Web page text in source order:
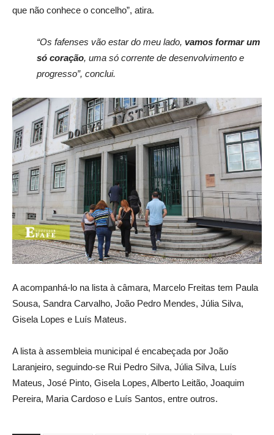
que não conhece o concelho”, atira.
“Os fafenses vão estar do meu lado, vamos formar um
só coração, uma só corrente de desenvolvimento e
progresso”, conclui.
A acompanhá-lo na lista à câmara, Marcelo Freitas tem Paula
Sousa, Sandra Carvalho, João Pedro Mendes, Júlia Silva,
Gisela Lopes e Luís Mateus.
A lista à assembleia municipal é encabeçada por João
Laranjeiro, seguindo-se Rui Pedro Silva, Júlia Silva, Luís
Mateus, José Pinto, Gisela Lopes, Alberto Leitão, Joaquim
Pereira, Maria Cardoso e Luís Santos, entre outros.